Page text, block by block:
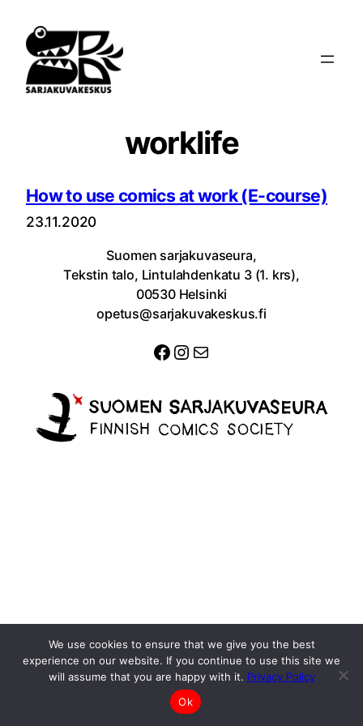
sisältöön
worklife
How to use comics at work (E-course)
23.11.2020
Suomen sarjakuvaseura,
Tekstin talo, Lintulahdenkatu 3 (1. krs),
00530 Helsinki
opetus@sarjakuvakeskus.fi
Facebook
Instagram
Sähköposti
We use cookies to ensure that we give you the best
experience on our website. If you continue to use this site we
will assume that you are happy with it. Privacy Policy
Ok